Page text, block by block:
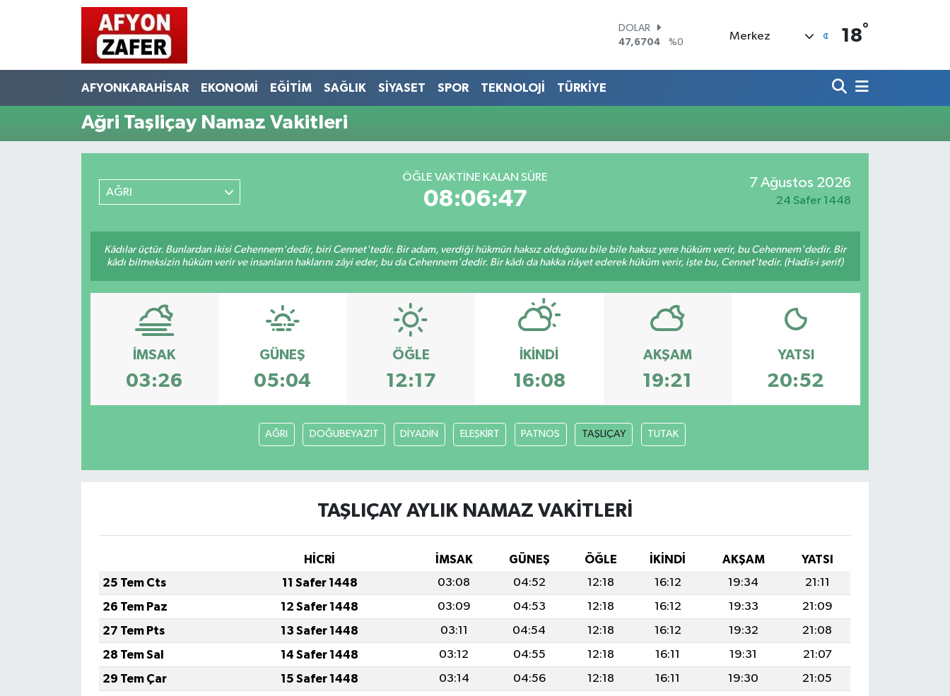
DOLAR
47,6704
%0
55,0406
%-0.08
BİST100
13.799
%70
Merkez 18°
AFYONKARAHİSAR EKONOMİ EĞİTİM SAĞLIK SİYASET SPOR TEKNOLOJİ TÜRKİYE
Ağri Taşliçay Namaz Vakitleri
AĞRI
ÖĞLE VAKTINE KALAN SÜRE
08:06:47
7 Ağustos 2026
24 Safer 1448
Kâdılar üçtür. Bunlardan ikisi Cehennem'dedir, biri Cennet'tedir. Bir adam, verdiği hükmün haksız olduğunu bile bile haksız yere hüküm verir, bu Cehennem'dedir. Bir
kâdı bilmeksizin hüküm verir ve insanların haklarını zâyi eder, bu da Cehennem'dedir. Bir kâdı da hakka riâyet ederek hüküm verir, işte bu, Cennet'tedir. (Hadis-i şerif)
İMSAK
03:26
GÜNEŞ
05:04
ÖĞLE
12:17
İKINDI
16:08
AKŞAM
19:21
YATSI
20:52
AĞRI DOĞUBEYAZIT DİYADİN ELEŞKİRT PATNOS TAŞLIÇAY TUTAK
TAŞLIÇAY AYLIK NAMAZ VAKITLERI
HİCRİ İMSAK GÜNEŞ ÖĞLE İKINDI AKŞAM
YATSI
25 Tem Cts
11 Safer 1448 03:08 04:52 12:18 16:12 19:34
21:11
26 Tem Paz
12 Safer 1448 03:09 04:53 12:18 16:12 19:33
21:09
27 Tem Pts
13 Safer 1448 03:11 04:54 12:18 16:12 19:32
21:08
28 Tem Sal
14 Safer 1448 03:12 04:55 12:18 16:11 19:31
21:07
29 Tem Çar
15 Safer 1448 03:14 04:56 12:18 16:11 19:30
21:05